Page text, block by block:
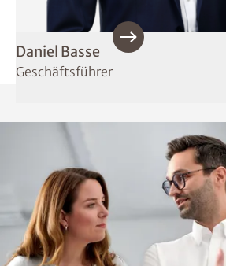
Daniel Basse
Geschäftsführer